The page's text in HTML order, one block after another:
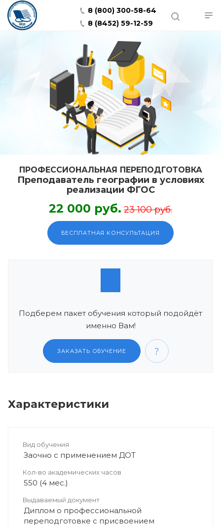
8 (800) 300-58-64
8 (8452) 59-12-59
ПРОФЕССИОНАЛЬНАЯ ПЕРЕПОДГОТОВКА
Преподаватель географии в условиях
реализации ФГОС
22 000 руб. 23 100 руб.
БЕСПЛАТНАЯ КОНСУЛЬТАЦИЯ
Подберем пакет обучения который подойдёт
именно Вам!
ЗАКАЗАТЬ ОБУЧЕНИЕ
Характеристики
Вид обучения
Заочно с применением ДОТ
Кол-во академических часов
550 (4 мес.)
Выдаваемый документ
Диплом о профессиональной
переподготовке с присвоением